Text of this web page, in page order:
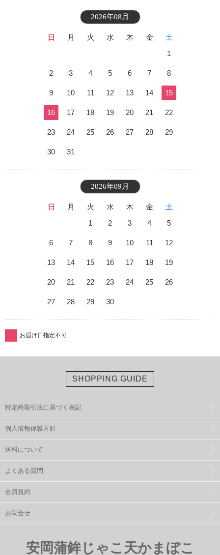
2026年08月
日 月 火 水 木 金
土
1
2 3 4 5 6 7 8
9 10 11 12 13 14 15
16 17 18 19 20 21 22
23 24 25 26 27 28 29
30 31
2026年09月
日 月 火 水 木 金
土
1
2 3 4 5
6 7 8 9 10 11 12
13 14 15 16 17 18 19
20 21 22 23 24 25 26
27 28 29 30
お届け日指定不可
SHOPPING GUIDE
特定商取引法に基づく表記
個人情報保護方針
送料について
よくある質問
会員規約
お問合せ
安岡蒲鉾じゃこ天かまぼこ